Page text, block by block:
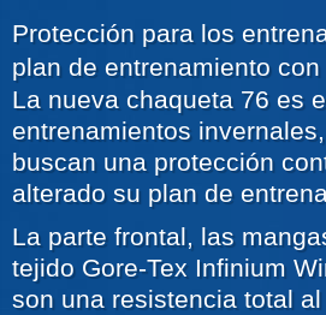
Protección para los
plan de entrenamiento
La nueva chaqueta 76 es
entrenamientos
buscan una protección
alterado su plan de
La parte frontal, las
tejido Gore-Tex Infinium
son una resistencia total